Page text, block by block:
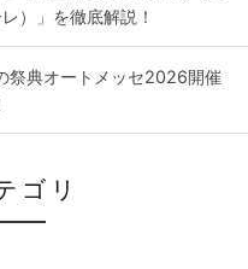
）」を徹底解説！
祭典オートメッセ2026開催
ゴリ